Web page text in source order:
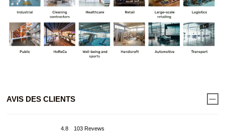
AVIS DES CLIENTS
4.8 103 Revews